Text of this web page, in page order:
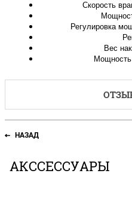
Скорость
Регулировка
Вес
НАЗАД
АКССЕССУАРЫ